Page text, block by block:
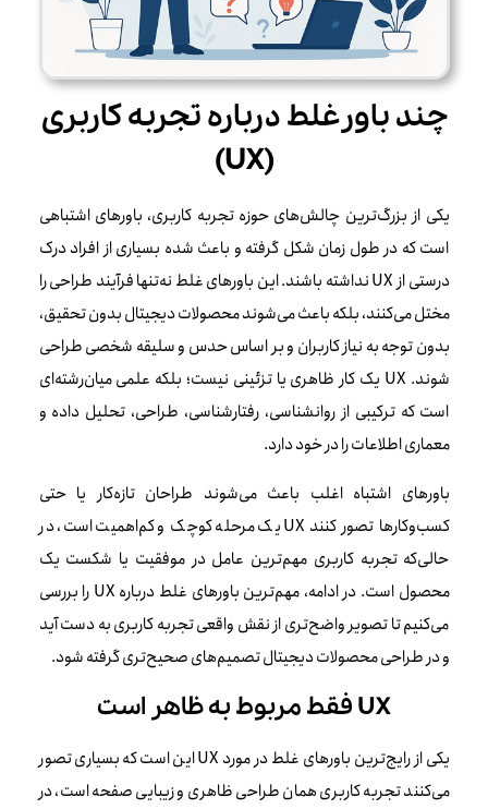
چند باورغلط درباره تجربه کاربری
(UX)
یکی از بزرگ‌ترین چالش‌های حوزه تجربه کاربری، باورهای اشتباهی
است که در طول زمان شکل گرفته و باعث شده بسیاری از افراد درک
درستی از UX نداشته باشند. این باورهای غلط نه‌تنها فرآیند طراحی را
مختل می‌کنند، بلکه باعث می‌شوند محصولات دیجیتال بدون تحقیق،
بدون توجه به نیاز کاربران و بر اساس حدس و سلیقه شخصی طراحی
شوند. UX یک کار ظاهری یا تزئینی نیست؛ بلکه علمی میان‌رشته‌ای
است که ترکیبی از روانشناسی، رفتارشناسی، طراحی، تحلیل داده و
معماری اطلاعات را در خود دارد.
باورهای اشتباه اغلب باعث می‌شوند طراحان تازه‌کار یا حتی
کسب‌وکارها تصور کنند UX یک مرحله کوچک و کم‌اهمیت است، در
حالی‌که تجربه کاربری مهم‌ترین عامل در موفقیت یا شکست یک
محصول است. در ادامه، مهم‌ترین باورهای غلط درباره UX را بررسی
می‌کنیم تا تصویر واضح‌تری از نقش واقعی تجربه کاربری به دست آید
و در طراحی محصولات دیجیتال تصمیم‌های صحیح‌تری گرفته شود.
UX فقط مربوط به ظاهر است
یکی از رایج‌ترین باورهای غلط در مورد UX این است که بسیاری تصور
می‌کنند تجربه کاربری همان طراحی ظاهری و زیبایی صفحه است، در